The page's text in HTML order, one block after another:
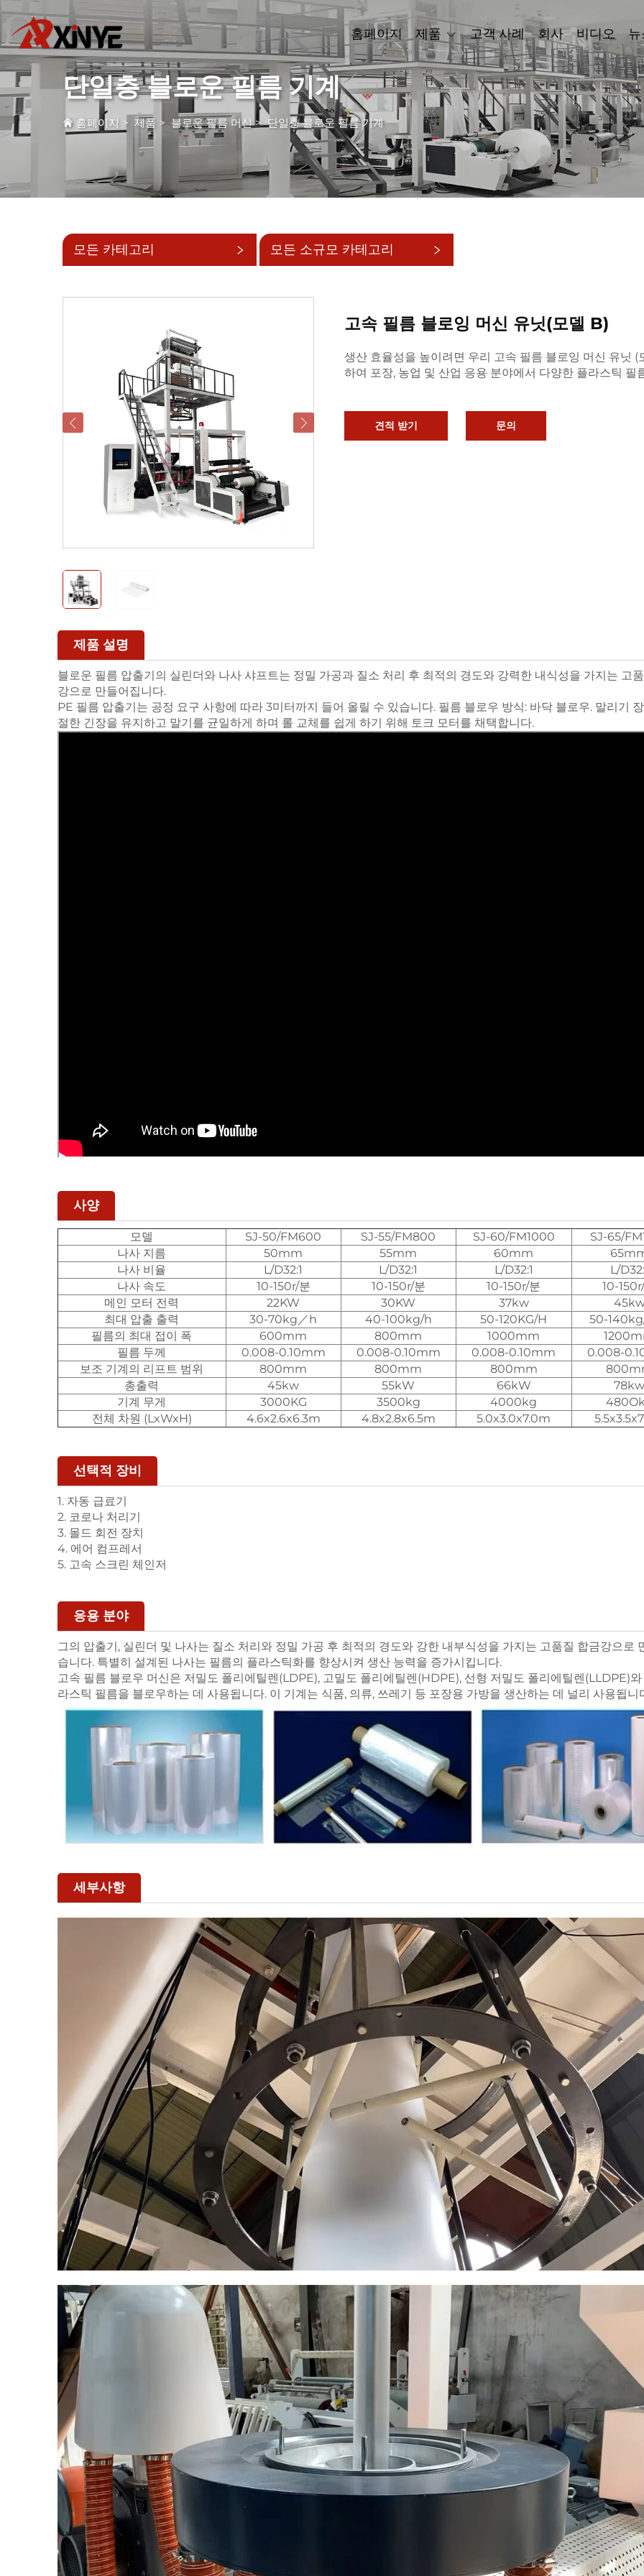
홈페이지 제품 고객 사례 회사 비디오 뉴
단일층 블로운 필름 기계
홈페이지 > 제품 > 블로운 필름 머신>단일층 블로운 필름 기계
모든 카테고리 모든 소규모 카테고리
고속 필름 블로잉 머신 유닛(모델 B)
생산 효율성을 높이려면 우리 고속 필름 블로잉 머신 유닛
하여 포장, 농업 및 산업 응용 분야에서 다양한 플라스틱 필
견적 받기 문의
제품 설명
블로운 필름 압출기의 실린더와 나사 샤프트는 정밀 가공과 질소 처리 후 최적의 경도와 강력한 내식성을 가지는 고
강으로 만들어집니다.
PE 필름 압출기는 공정 요구 사항에 따라 3미터까지 들어 올릴 수 있습니다. 필름 블로우 방식: 바닥 블로우. 말리기
절한 긴장을 유지하고 말기를 균일하게 하며 롤 교체를 쉽게 하기 위해 토크 모터를 채택합니다.
사양
모델 SJ-50/FM600 SJ-55/FM800 SJ-60/FM1000
SJ-65/
나사 지름
50mm 55mm 60mm
나사 비율
L/D32:1 L/D32:1 L/D32:1
L/
나사 속도
10-150r/분 10-150r/분 10-150r/분
10-
메인 모터 전력
22KW 30KW 37kw
최대 압출 출력
30-70kg／h 40-100kg/h 50-120KG/H
50-
필름의 최대 접이 폭
600mm 800mm 1000mm
필름 두께
0.008-0.10mm 0.008-0.10mm 0.008-0.10mm
0.008-
보조 기계의 리프트 범위
800mm 800mm 800mm
총출력
45kw 55kW 66kW
78kw
기계 무게
3000KG 3500kg 4000kg
전체 차원 (LxWxH)
4.6x2.6x6.3m 4.8x2.8x6.5m 5.0x3.0x7.0m
선택적 장비
1. 자동 급료기
2. 코로나 처리기
3. 몰드 회전 장치
4. 에어 컴프레서
5. 고속 스크린 체인저
응용 분야
그의 압출기, 실린더 및 나사는 질소 처리와 정밀 가공 후 최적의 경도와 강한 내부식성을 가지는 고품질 합금강으로
습니다. 특별히 설계된 나사는 필름의 플라스틱화를 향상시켜 생산 능력을 증가시킵니다.
고속 필름 블로우 머신은 저밀도 폴리에틸렌(LDPE), 고밀도 폴리에틸렌(HDPE), 선형 저밀도 폴리에틸렌(LLDPE)와
라스틱 필름을 블로우하는 데 사용됩니다. 이 기계는 식품, 의류, 쓰레기 등 포장용 가방을 생산하는 데 널리 사용됩니
세부사항